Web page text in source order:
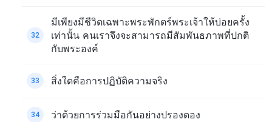
32
มีเพียงมีชีวิตเฉพาะพระพักตร์พระเจ้าให้บ่อยครั้ง
เท่านั้น คนเราจึงจะสามารถมีสัมพันธภาพที่ปกติ
กับพระองค์
33 สิ่งใดคือการปฏิบัติความจริง
34 ว่าด้วยการร่วมมือกันอย่างปรองดอง